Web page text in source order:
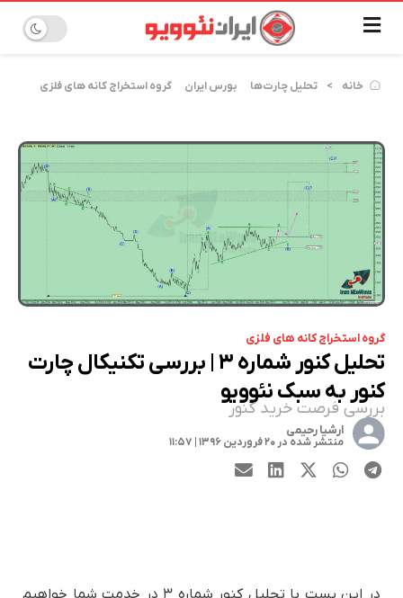
خانه تحلیل چارت‌ها بورس ایران گروه استخراج کانه های فلزی
گروه استخراج کانه های فلزی
تحلیل کنور شماره ۳ | بررسی تکنیکال چارت
کنور به سبک نئوویو
بررسی فرصت خرید کنور
ارشیا رحیمی
منتشر شده در ۲۰ فروردین ۱۳۹۶ | ۱۱:۵۷
در این پست با تحلیل کنور شماره ۳ در خدمت شما خواهیم